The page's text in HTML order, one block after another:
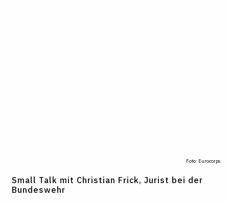
Foto: Eurocorps
Small Talk mit Christian Frick, Jurist bei der
Bundeswehr